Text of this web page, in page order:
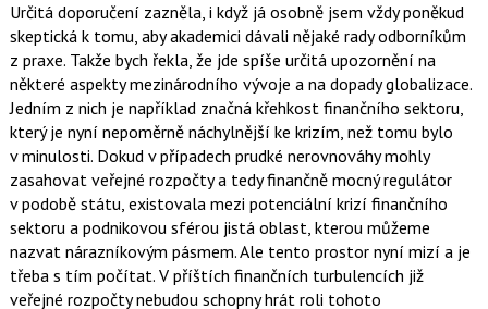
Určitá doporučení zazněla, i když já osobně jsem vždy poněkud
skeptická k tomu, aby akademici dávali nějaké rady odborníkům
z praxe. Takže bych řekla, že jde spíše určitá upozornění na
některé aspekty mezinárodního vývoje a na dopady globalizace.
Jedním z nich je například značná křehkost finančního sektoru,
který je nyní nepoměrně náchylnější ke krizím, než tomu bylo
v minulosti. Dokud v případech prudké nerovnováhy mohly
zasahovat veřejné rozpočty a tedy finančně mocný regulátor
v podobě státu, existovala mezi potenciální krizí finančního
sektoru a podnikovou sférou jistá oblast, kterou můžeme
nazvat nárazníkovým pásmem. Ale tento prostor nyní mizí a je
třeba s tím počítat. V příštích finančních turbulencích již
veřejné rozpočty nebudou schopny hrát roli tohoto